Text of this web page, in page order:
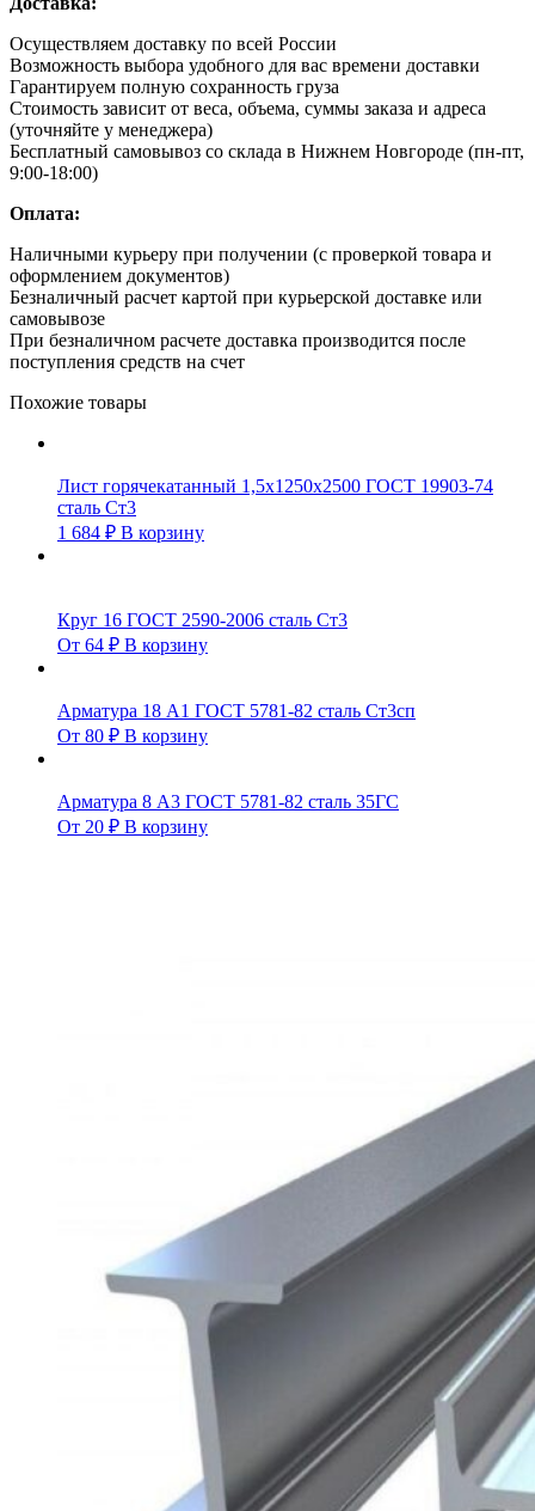
Осуществляем доставку по всей России
Возможность выбора удобного для вас времени доставки
Гарантируем полную сохранность груза
Стоимость зависит от веса, объема, суммы заказа и адреса
(уточняйте у менеджера)
Бесплатный самовывоз со склада в Нижнем Новгороде (пн-пт,
9:00-18:00)
Оплата:
Наличными курьеру при получении (с проверкой товара и
оформлением документов)
Безналичный расчет картой при курьерской доставке или
самовывозе
При безналичном расчете доставка производится после
поступления средств на счет
Похожие товары
Лист горячекатанный 1,5х1250х2500 ГОСТ 19903-74
сталь Ст3
1 684 ₽ В корзину
Круг 16 ГОСТ 2590-2006 сталь Ст3
От 64 ₽ В корзину
Арматура 18 А1 ГОСТ 5781-82 сталь Ст3сп
От 80 ₽ В корзину
Арматура 8 А3 ГОСТ 5781-82 сталь 35ГС
От 20 ₽ В корзину